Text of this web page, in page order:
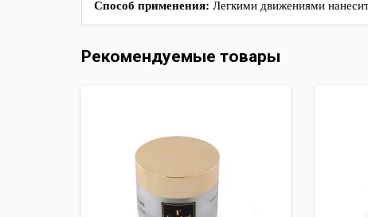
Способ применения: Легкими движениями
Рекомендуемые товары